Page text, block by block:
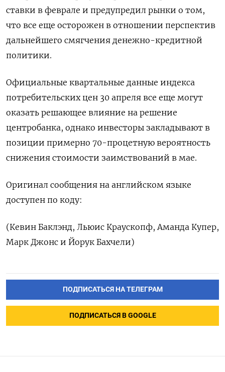
ставки в феврале и предупредил рынки о том,
что все еще осторожен в отношении перспектив
дальнейшего смягчения денежно-кредитной
политики.
Официальные квартальные данные индекса
потребительских цен 30 апреля все еще могут
оказать решающее влияние на решение
центробанка, однако инвесторы закладывают в
позиции примерно 70-процетную вероятность
снижения стоимости заимствований в мае.
Оригинал сообщения на английском языке
доступен по коду:
(Кевин Баклэнд, Льюис Краускопф, Аманда Купер,
Марк Джонс и Йорук Бахчели)
ПОДПИСАТЬСЯ НА ТЕЛЕГРАМ
ПОДПИСАТЬСЯ В GOOGLE